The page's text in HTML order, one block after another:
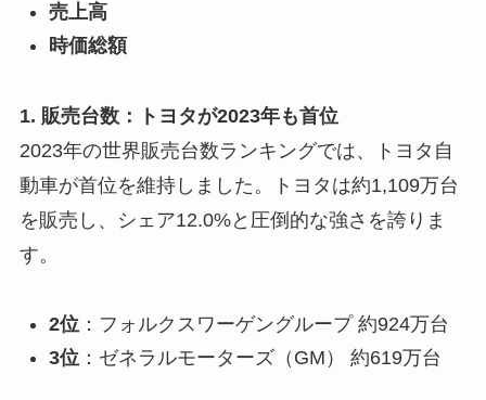
売上高
時価総額
1. 販売台数：トヨタが2023年も首位
2023年の世界販売台数ランキングでは、トヨタ自
動車が首位を維持しました。トヨタは約1,109万台
を販売し、シェア12.0%と圧倒的な強さを誇りま
す。
2位：フォルクスワーゲングループ 約924万台
3位 ：ゼネラルモーターズ（GM） 約619万台